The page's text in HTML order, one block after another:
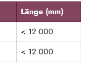
Länge (mm)
< 12 000
< 12 000